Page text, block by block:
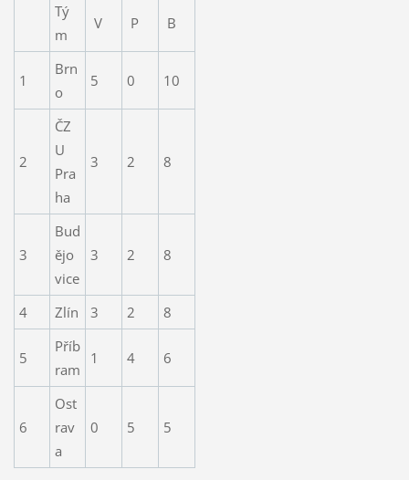
Tý
m
V P B
1
Brn
o
5 0 10
2
ČZ
U
Pra
ha
3 2 8
3
Bud
ějo
vice
3 2 8
4 Zlín 3 2 8
5
Příb
ram
1 4 6
6
Ost
rav
a
0 5 5